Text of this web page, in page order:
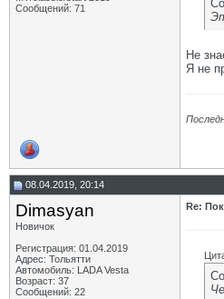
Сообщений: 71
Не
Я не
08.04.2019, 20:14
Dimasyan
Новичок
Регистрация: 01.04.2019
Адрес: Тольятти
Автомобиль: LADA Vesta
Возраст: 37
Сообщений: 22
Re: